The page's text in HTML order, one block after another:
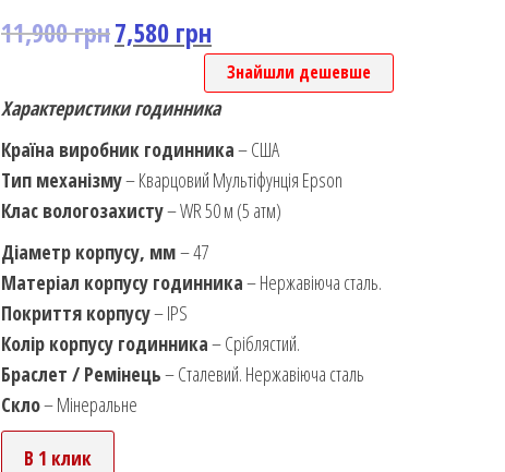
11,900грн7,580 грн
Знайшли дешевше
Характеристики годинника
Країна виробник годинника– США
Тип механізму– Кварцовий Мультіфунція Epson
Клас вологозахисту– WR 50 м (5 атм)
Діаметр корпусу, мм– 47
Матеріал корпусу годинника– Нержавіюча сталь.
Покриття корпусу– IPS
Колір корпусу годинника– Сріблястий.
Браслет / Ремінець– Сталевий. Нержавіюча сталь
Скло– Мінеральне
В 1 клик